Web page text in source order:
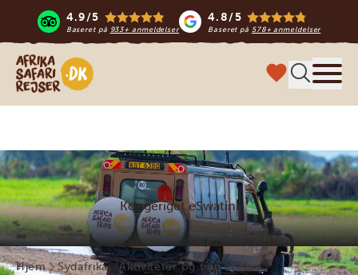
4.9/5
Baseret på 933+ anmeldelser
4.8/5
Baseret på 578+ anmeldelser
Safari-rejser i Afrika
Kongeriget eSwatini
Hjem Sydafrika
Aktiviteter og ting at lave